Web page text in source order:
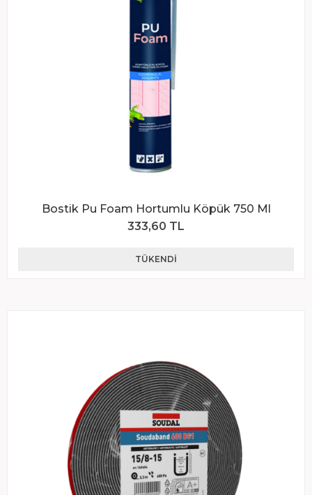
Bostik Pu Foam Hortumlu Köpük 750 Ml
333,60 TL
TÜKENDI